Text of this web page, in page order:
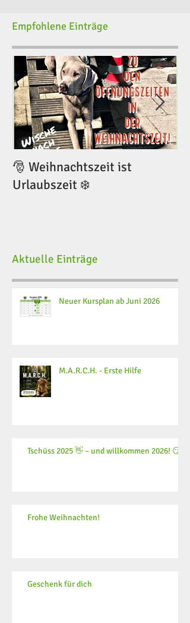
Empfohlene Einträge
🎅 Weihnachtszeit ist
Urlaubszeit ❄️
Aktuelle Einträge
Neuer Kursplan ab Juni 2026
M.A.R.C.H. - Erste Hilfe
Tschüss 2025 👋 – und willkommen 2026! 😏
Frohe Weihnachten!
Geschenk für dich